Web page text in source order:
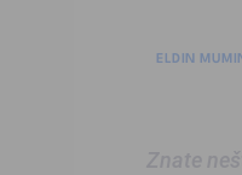
ELDIN
Znate